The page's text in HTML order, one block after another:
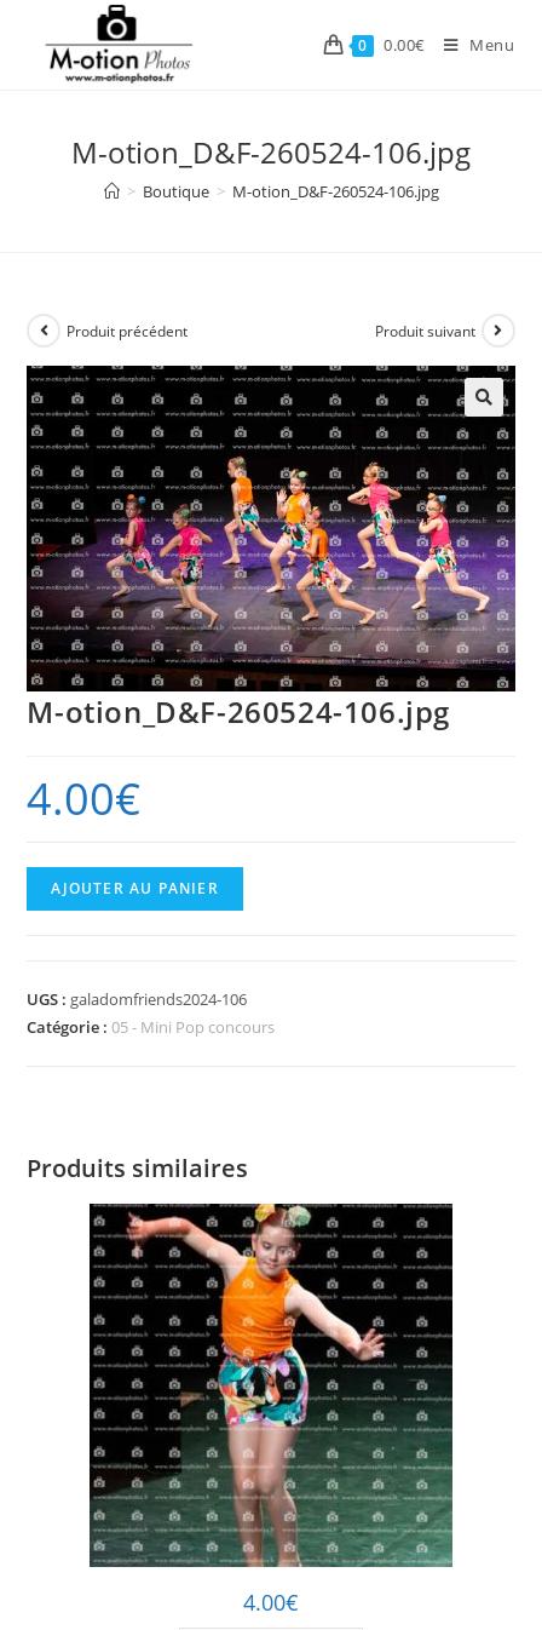
content
0 0.00€ Menu
M-otion_D&F-260524-106.jpg
> Boutique > M-otion_D&F-260524-106.jpg
Produit précédent Produit suivant
M-otion_D&F-260524-106.jpg
4.00€
quantité
de
260524-
106.jpg
AJOUTER AU PANIER
UGS : galadomfriends2024-106
Catégorie :05 - Mini Pop concours
Produits similaires
4.00€